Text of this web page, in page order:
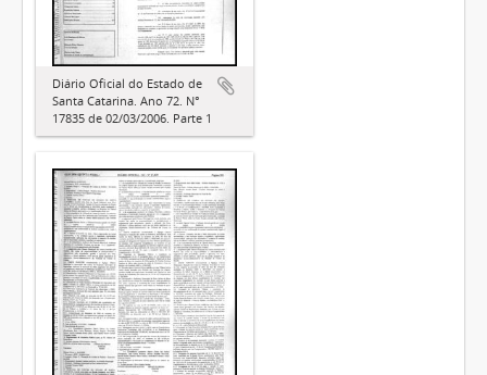
Diário Oficial do Estado de
Santa Catarina. Ano 72. N°
17835 de 02/03/2006. Parte 1